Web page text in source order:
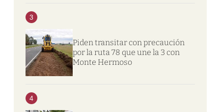
3
Piden transitar con precaución
por la ruta 78 que une la 3 con
Monte Hermoso
4